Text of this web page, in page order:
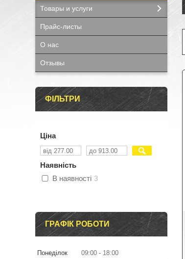
Товары и услуги
Прайс-листы
О нас
Отзывы
ФІЛЬТРИ
Ціна
Наявність
В наявності 3
ГРАФІК РОБОТИ
Понеділок 09:00
18:00